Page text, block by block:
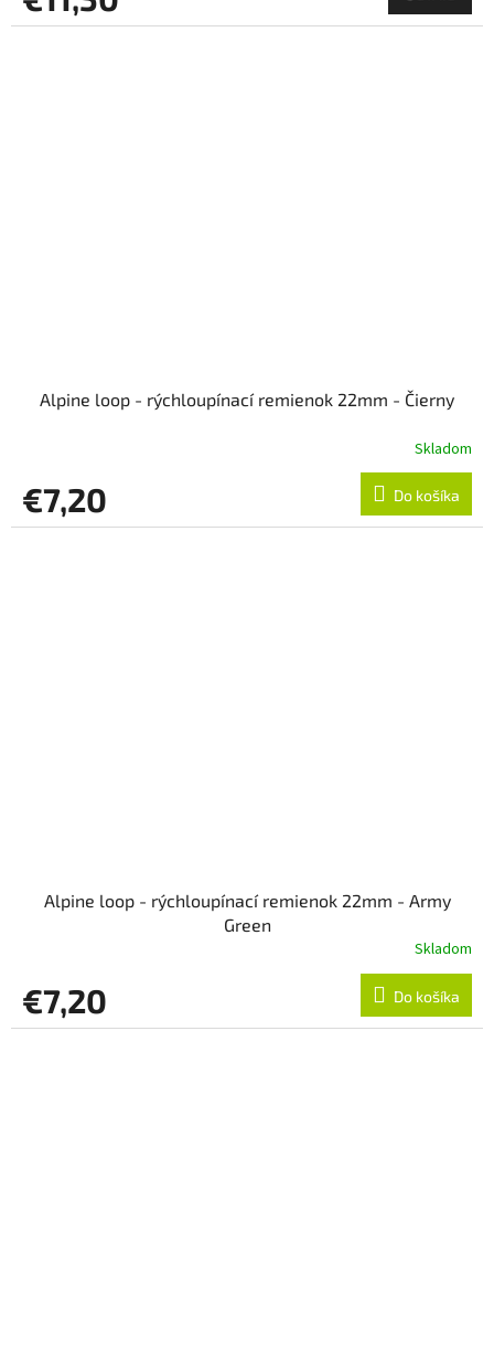
Alpine loop - rýchloupínací remienok 22mm - Čierny
Skladom
€7,20 Do košíka
Alpine loop - rýchloupínací remienok 22mm - Army
Green
Skladom
€7,20 Do košíka